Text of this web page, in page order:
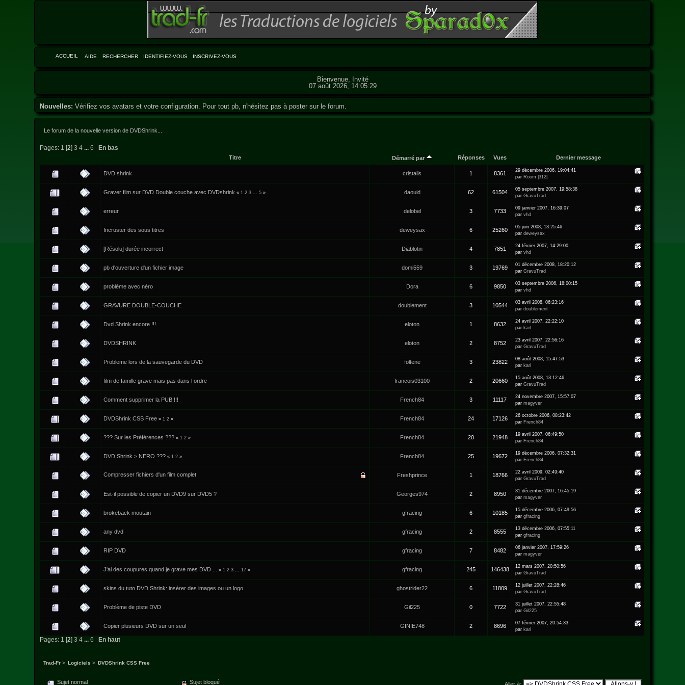
ACCUEIL AIDE RECHERCHER IDENTIFIEZ-VOUS INSCRIVEZ-VOUS
Bienvenue, Invité
07 août 2026, 14:05:29
Nouvelles: Vérifiez vos avatars et votre configuration. Pour tout pb, n'hésitez pas à poster sur le forum.
Le forum de la nouvelle version de DVDShrink...
Pages: 1 [2]3 4 ...6 En bas
Titre Démarré par Réponses Vues Dernier message
DVD shrink cristalis 1 8361
29 décembre 2006, 19:04:41
par Room |312|
Graver film sur DVD Double couche avec DVDshrink « 1 2 3 ... 5» daouid 62 61504
05 septembre 2007, 19:58:38
par GravuTrad
erreur delobel 3 7733
09 janvier 2007, 16:39:07
par vhd
Incruster des sous titres deweysax 6 25260
05 juin 2008, 13:25:46
par deweysax
[Résolu] durée incorrect Diablotin 4 7851
24 février 2007, 14:29:00
par vhd
pb d'ouverture d'un fichier image domi559 3 19769
01 décembre 2008, 18:20:12
par GravuTrad
problème avec néro Dora 6 9850
03 septembre 2006, 18:00:15
par vhd
GRAVURE DOUBLE-COUCHE doublement 3 10544
03 avril 2008, 06:23:16
par doublement
Dvd Shrink encore !!! eloton 1 8632
24 avril 2007, 22:22:10
par karl
DVDSHRINK eloton 2 8752
23 avril 2007, 22:56:16
par GravuTrad
Probleme lors de la sauvegarde du DVD foltene 3 23822
08 août 2008, 15:47:53
par karl
film de famille grave mais pas dans l ordre francois03100 2 20660
15 août 2008, 13:12:46
par GravuTrad
Comment supprimer la PUB !!! French84 3 11117
24 novembre 2007, 15:57:07
par magyver
DVDShrink CSS Free « 1 2» French84 24 17126
26 octobre 2006, 08:23:42
par French84
??? Sur les Préférences ??? « 1 2» French84 20 21948
19 avril 2007, 06:49:50
par French84
DVD Shrink > NERO ??? « 1 2» French84 25 19672
19 décembre 2006, 07:32:31
par French84
Compresser fichiers d'un film complet Freshprince 1 18766
22 avril 2009, 02:49:40
par GravuTrad
Est-il possible de copier un DVD9 sur DVD5 ? Georges974 2 8950
31 décembre 2007, 16:45:19
par magyver
brokeback moutain gfracing 6 10185
15 décembre 2006, 07:49:56
par gfracing
any dvd gfracing 2 8555
13 décembre 2006, 07:55:11
par gfracing
RIP DVD gfracing 7 8482
06 janvier 2007, 17:59:26
par magyver
J'ai des coupures quand je grave mes DVD ... « 1 2 3 ... 17» gfracing 245 146438
12 mars 2007, 20:50:56
par GravuTrad
skins du tuto DVD Shrink: insérer des images ou un logo ghostrider22 6 11809
12 juillet 2007, 22:28:46
par GravuTrad
Problème de piste DVD Gil225 0 7722
31 juillet 2007, 22:55:48
par Gil225
Copier plusieurs DVD sur un seul GINIE748 2 8696
07 février 2007, 20:54:33
par karl
Pages: 1 [2]3 4 ...6 En haut
Trad-Fr> Logiciels > DVDShrink CSS Free
Aller à:
Sujet normal Sujet bloqué